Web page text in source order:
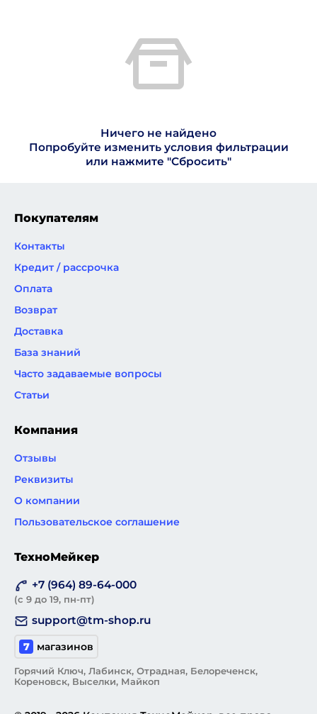
Ничего не найдено
Попробуйте изменить условия фильтрации
или нажмите "Сбросить"
Покупателям
Контакты
Кредит / рассрочка
Оплата
Возврат
Доставка
База знаний
Часто задаваемые вопросы
Статьи
Компания
Отзывы
Реквизиты
О компании
Пользовательское соглашение
ТехноМейкер
+7 (964) 89-64-000
(с 9 до 19, пн-пт)
support@tm-shop.ru
7 магазинов
Горячий Ключ, Лабинск, Отрадная, Белореченск,
Кореновск, Выселки, Майкоп